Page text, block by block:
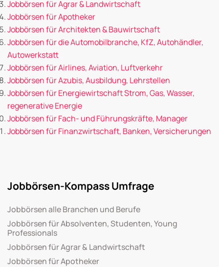
Jobbörsen für Agrar & Landwirtschaft
Jobbörsen für Apotheker
Jobbörsen für Architekten & Bauwirtschaft
Jobbörsen für die Automobilbranche, KfZ, Autohändler,
Autowerkstatt
Jobbörsen für Airlines, Aviation, Luftverkehr
Jobbörsen für Azubis, Ausbildung, Lehrstellen
Jobbörsen für Energiewirtschaft Strom, Gas, Wasser,
regenerative Energie
Jobbörsen für Fach- und Führungskräfte, Manager
Jobbörsen für Finanzwirtschaft, Banken, Versicherungen
Jobbörsen-Kompass Umfrage
Jobbörsen alle Branchen und Berufe
Jobbörsen für Absolventen, Studenten, Young
Professionals
Jobbörsen für Agrar & Landwirtschaft
Jobbörsen für Apotheker